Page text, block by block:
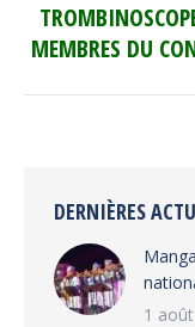
MEMBRES DU
DERNIÈRES
1